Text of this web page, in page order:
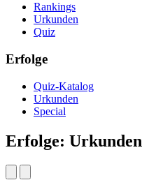
Rankings
Urkunden
Quiz
Erfolge
Quiz-Katalog
Urkunden
Special
Erfolge: Urkunden